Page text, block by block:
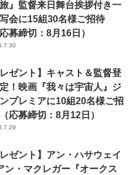
』監督来日舞台挨拶付き一
会に15組30名様ご招待
募締切：8月16日）
レゼント】キャスト＆監督登
！映画『我々は宇宙人』ジ
プレミアに10組20名様ご招
応募締切：8月12日）
レゼント】アン・ハサウェイ
ン・マクレガー『オークス